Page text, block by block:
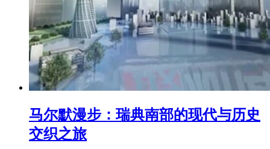
马尔默漫步：瑞典南部的现代与历史
交织之旅